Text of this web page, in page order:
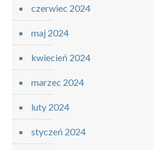
czerwiec 2024
maj 2024
kwiecień 2024
marzec 2024
luty 2024
styczeń 2024